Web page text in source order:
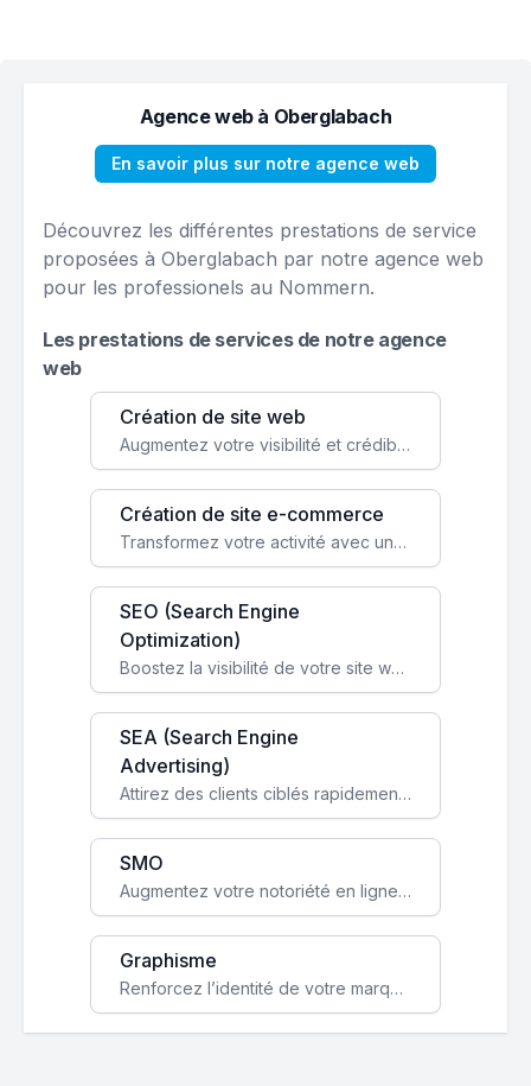
Agence web à Oberglabach
En savoir plus sur notre agence web
Découvrez les différentes prestations de service
proposées à Oberglabach par notre agence web
pour les professionels au Nommern.
Les prestations de services de notre agence
web
Création de site web
Augmentez votre visibilité et crédibilité en ligne avec un site web performant, conçu pour attirer plus de clients.
Création de site e-commerce
Transformez votre activité avec une boutique en ligne, accessible à l'échelle mondiale 24/7.
SEO (Search Engine
Optimization)
Boostez la visibilité de votre site web sur Google et attirez du trafic qualifié grâce à nos stratégies SEO.
SEA (Search Engine
Advertising)
Attirez des clients ciblés rapidement avec des campagnes publicitaires payantes optimisées pour vos objectifs.
SMO
Augmentez votre notoriété en ligne et stimulez la croissance de votre entreprise grâce à une stratégie sociale sur mesure.
Graphisme
Renforcez l’identité de votre marque avec un design unique qui capte l’attention et engage vos clients.